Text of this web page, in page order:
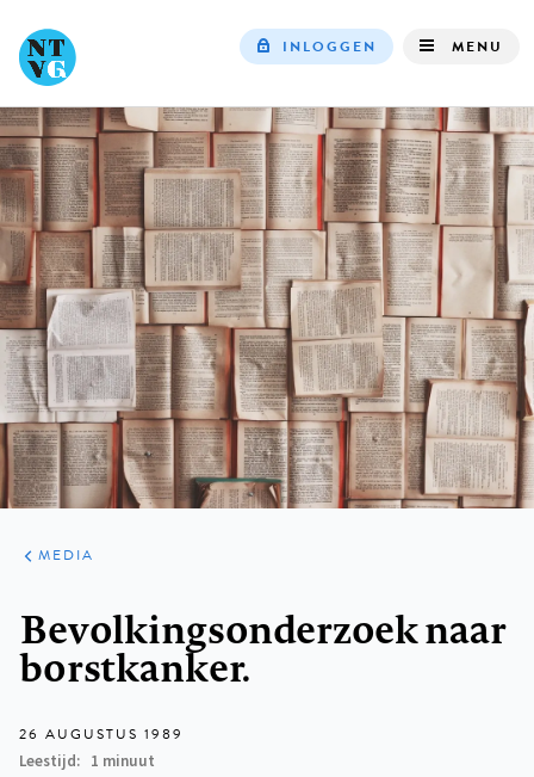
navigation
INLOGGEN MENU
ARTIKELEN
VARIA
MEDIA
Bevolkingsonderzoek naar
borstkanker.
26 AUGUSTUS 1989
Leestijd
1 minuut